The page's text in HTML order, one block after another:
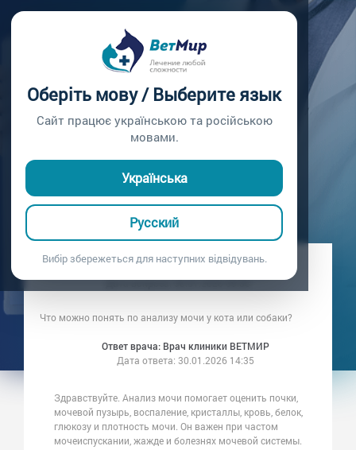
Оберіть мову / Выберите язык
Сайт працює українською та російською
мовами.
Українська
Русский
Вибір збережеться для наступних відвідувань.
Вопросы врачу /
ЧТО ПОКАЗЫВАЕТ
АНАЛИЗ МОЧИ У
ЖИВОТНОГО?
Вопрос врачу №350
Вопрос владельца: Хозяйка чихуахуа
Дата вопроса:30.01.2026 09:50
Что можно понять по анализу мочи у кота или собаки?
Ответ врача: Врач клиники ВЕТМИР
Дата ответа: 30.01.2026 14:35
Здравствуйте. Анализ мочи помогает оценить почки,
мочевой пузырь, воспаление, кристаллы, кровь, белок,
глюкозу и плотность мочи. Он важен при частом
мочеиспускании, жажде и болезнях мочевой системы.